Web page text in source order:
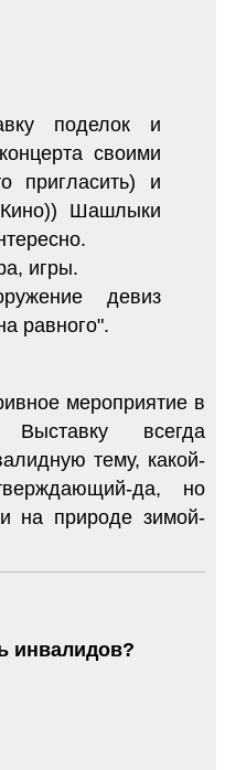
поделок и
своими
пригласить) и
Шашлыки
игры.
девиз
равного".
мероприятие в
Выставку всегда
тему, какой-
да, но
на природе зимой-
инвалидов?